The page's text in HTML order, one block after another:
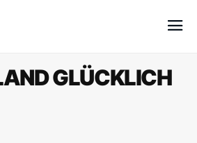
GLÜCKLICH